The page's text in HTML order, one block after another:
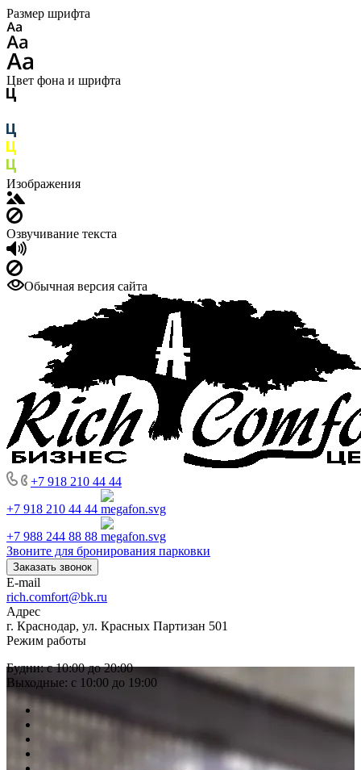
Размер шрифта
Цвет фона и шрифта
Изображения
Озвучивание текста
Обычная версия сайта
+7 918 210 44 44
+7 918 210 44 44
+7 988 244 88 88
Звоните для бронирования парковки
Заказать звонок
E-mail
rich.comfort@bk.ru
Адрес
г. Краснодар, ул. Красных Партизан 501
Режим работы
Будни: с 10:00 до 20:00
Выходные: с 10:00 до 19:00